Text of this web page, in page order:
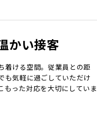
かい接客
着ける空間。従業員との距
も気軽に過ごしていただけ
もった対応を大切にしていま